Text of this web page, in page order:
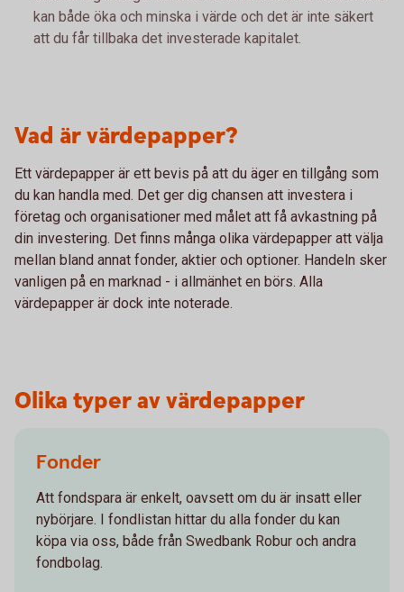
kan både öka och minska i värde och det är inte säkert
att du får tillbaka det investerade kapitalet.
Vad är värdepapper?
Ett värdepapper är ett bevis på att du äger en tillgång som
du kan handla med. Det ger dig chansen att investera i
företag och organisationer med målet att få avkastning på
din investering. Det finns många olika värdepapper att välja
mellan bland annat fonder, aktier och optioner. Handeln sker
vanligen på en marknad - i allmänhet en börs. Alla
värdepapper är dock inte noterade.
Olika typer av värdepapper
Fonder
Att fondspara är enkelt, oavsett om du är insatt eller
nybörjare. I fondlistan hittar du alla fonder du kan
köpa via oss, både från Swedbank Robur och andra
fondbolag.